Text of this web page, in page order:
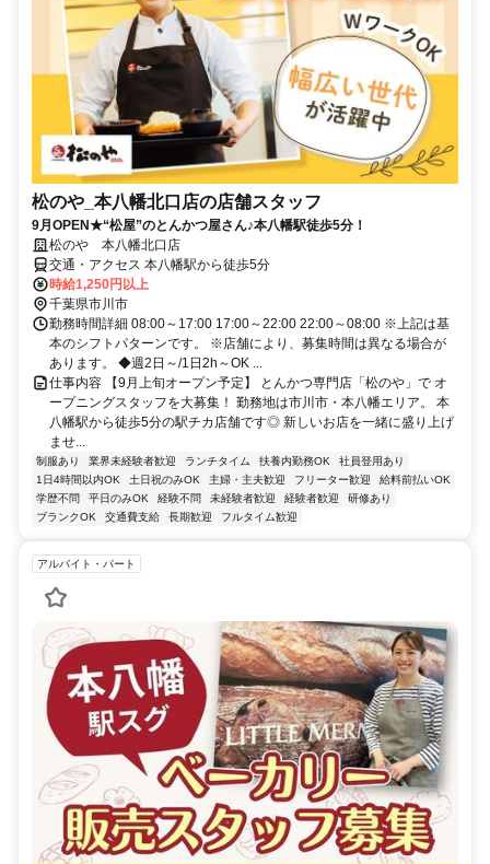
松のや_本八幡北口店の店舗スタッフ
9月OPEN★“松屋”のとんかつ屋さん♪本八幡駅徒歩5分！
松のや 本八幡北口店
交通・アクセス 本八幡駅から徒歩5分
時給1,250円以上
千葉県市川市
勤務時間詳細 08:00～17:00 17:00～22:00 22:00～08:00 ※上記は基
本のシフトパターンです。 ※店舗により、募集時間は異なる場合が
あります。 ◆週2日～/1日2h～OK ...
仕事内容 【9月上旬オープン予定】 とんかつ専門店「松のや」で オ
ープニングスタッフを大募集！ 勤務地は市川市・本八幡エリア。 本
八幡駅から徒歩5分の駅チカ店舗です◎ 新しいお店を一緒に盛り上げ
ませ...
制服あり 業界未経験者歓迎 ランチタイム 扶養内勤務OK
社員登用あり
1日4時間以内OK
土日祝のみOK 主婦・主夫歓迎 フリーター歓迎
給料前払いOK
学歴不問
平日のみOK 経験不問 未経験者歓迎 経験者歓迎
研修あり
ブランクOK
交通費支給 長期歓迎 フルタイム歓迎
アルバイト・パート